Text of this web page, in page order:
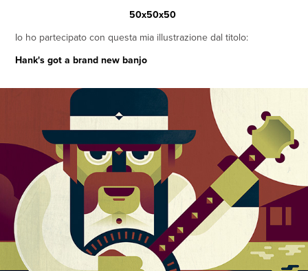
50x50x50
Io ho partecipato con questa mia illustrazione dal titolo:
Hank's got a brand new banjo